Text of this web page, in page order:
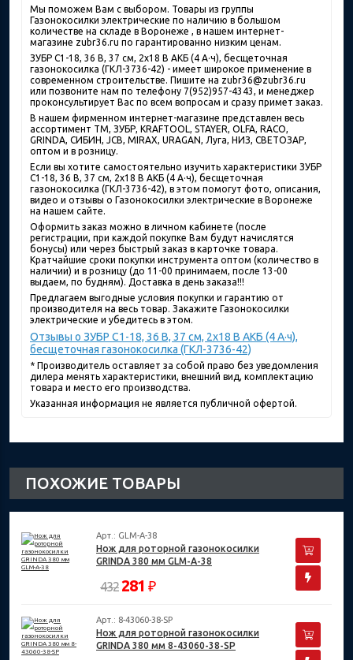
Мы поможем Вам с выбором. Товары из группы
Газонокосилки электрические по наличию в большом
количестве на складе в Воронеже , в нашем интернет-
магазине zubr36.ru по гарантированно низким ценам.
ЗУБР С1-18, 36 В, 37 см, 2х18 В АКБ (4 А·ч), бесщеточная
газонокосилка (ГКЛ-3736-42) - имеет широкое применение в
современном строительстве. Пишите на zubr36@zubr36.ru
или позвоните нам по телефону 7(952)957-4343, и менеджер
проконсультирует Вас по всем вопросам и сразу примет заказ.
В нашем фирменном интернет-магазине представлен весь
ассортимент ТМ, ЗУБР, KRAFTOOL, STAYER, OLFA, RACO,
GRINDA, СИБИН, JCB, MIRAX, URAGAN, Луга, НИЗ, СВЕТОЗАР,
оптом и в розницу.
Если вы хотите самостоятельно изучить характеристики ЗУБР
С1-18, 36 В, 37 см, 2х18 В АКБ (4 А·ч), бесщеточная
газонокосилка (ГКЛ-3736-42), в этом помогут фото, описания,
видео и отзывы о Газонокосилки электрические в Воронеже
на нашем сайте.
Оформить заказ можно в личном кабинете (после
регистрации, при каждой покупке Вам будут начислятся
бонусы) или через быстрый заказ в карточке товара.
Кратчайшие сроки покупки инструмента оптом (количество в
наличии) и в розницу (до 11-00 принимаем, после 13-00
выдаем, по будням). Доставка в день заказа!!!
Предлагаем выгодные условия покупки и гарантию от
производителя на весь товар. Закажите Газонокосилки
электрические и убедитесь в этом.
Отзывы о ЗУБР С1-18, 36 В, 37 см, 2х18 В АКБ (4 А·ч),
бесщеточная газонокосилка (ГКЛ-3736-42)
* Производитель оставляет за собой право без уведомления
дилера менять характеристики, внешний вид, комплектацию
товара и место его производства.
Указанная информация не является публичной офертой.
ПОХОЖИЕ ТОВАРЫ
Арт.: GLM-A-38
Нож для роторной газонокосилки
GRINDA 380 мм GLM-A-38
432 281 ₽
Арт.: 8-43060-38-SP
Нож для роторной газонокосилки
GRINDA 380 мм 8-43060-38-SP